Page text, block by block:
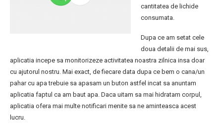
cantitatea de lichide
consumata.
Dupa ce am setat cele
doua detalii de mai sus,
aplicatia incepe sa monitorizeze activitatea noastra zilnica insa doar
cu ajutorul nostru. Mai exact, de fiecare data dupa ce bem o cana/un
pahar cu apa trebuie sa apasam un buton astfel incat sa anuntam
aplicatia faptul ca am baut apa. Daca uitam sa mai hidratam corpul,
aplicatia ofera mai multe notificari menite sa ne aminteasca acest
lucru.